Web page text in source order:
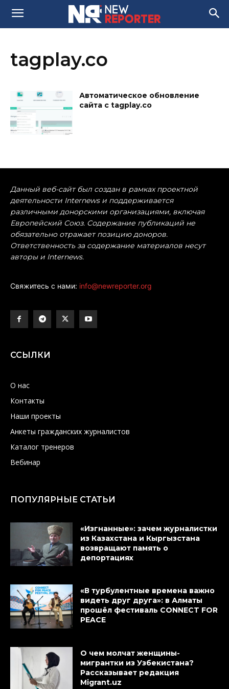
tagplay.co
Автоматическое обновление
сайта с tagplay.co
Данный веб-сайт был создан в рамках проектной
деятельности Internews и поддерживается
различными донорскими организациями, включая
Европейский Союз. Содержание публикаций не
обязательно отражает позицию доноров.
Ответственность за содержание материалов несут
авторы и Internews.
Свяжитесь с нами: info@newreporter.org
ССЫЛКИ
О нас
Контакты
Наши проекты
Анкеты гражданских журналистов
Каталог тренеров
Вебинар
ПОПУЛЯРНЫЕ СТАТЬИ
«Изгнанные»: зачем журналистки
из Казахстана и Кыргызстана
возвращают память о
депортациях
«В турбулентные времена важно
видеть друг друга»: в Алматы
прошёл фестиваль CONNECT FOR
PEACE
О чем молчат женщины-
мигрантки из Узбекистана?
Рассказывает редакция
Migrant.uz